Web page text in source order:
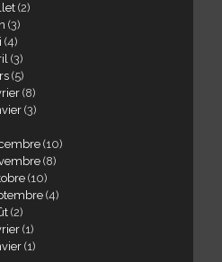
(2)
(3)
(4)
(3)
(5)
(8)
(3)
(10)
(8)
(10)
(4)
(2)
(1)
(1)